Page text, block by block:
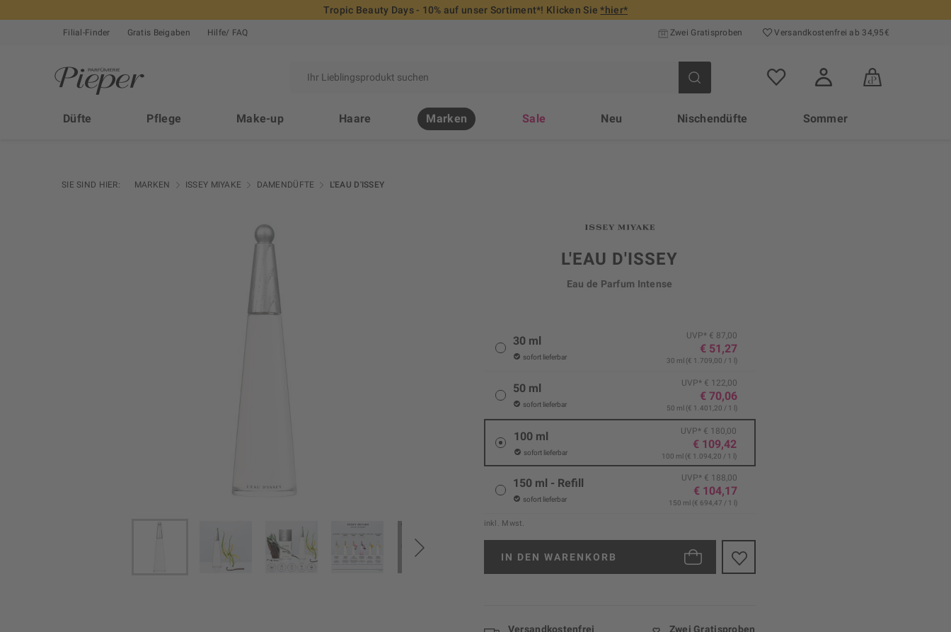
Tropic Beauty Days - 10% auf unser Sortiment*! Klicken Sie*hier*
Filial-Finder Gratis Beigaben Hilfe/ FAQ Zwei Gratisproben Versand­kosten­frei ab 34,95€
Düfte Pflege Make-up Haare Marken Sale Neu Nischendüfte Sommer
SIE SIND HIER: MARKEN ISSEY MIYAKE DAMENDÜFTE L'EAU D'ISSEY
L'EAU D'ISSEY
Eau de Parfum Intense
30 ml
sofort lieferbar
UVP* € 87,00
€ 51,27
30 ml (€ 1.709,00 / 1 l)
50 ml
sofort lieferbar
UVP* € 122,00
€ 70,06
50 ml (€ 1.401,20 / 1 l)
100 ml
sofort lieferbar
UVP* € 180,00
€ 109,42
100 ml (€ 1.094,20 / 1 l)
150 ml - Refill
sofort lieferbar
UVP* € 188,00
€ 104,17
150 ml (€ 694,47 / 1 l)
inkl. Mwst.
IN DEN WARENKORB
Versand­kosten­frei
Zwei Gratisproben